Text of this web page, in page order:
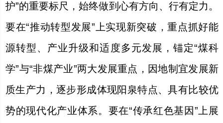
护”的重要标尺，始终做到心有方向、行有定力。
要在“推动转型发展”上实现新突破，重点抓好能
源转型、产业升级和适度多元发展，锚定“煤科
学”与“非煤产业”两大发展重点，因地制宜发展新
质生产力，逐步形成体现阳泉特点、具有比较优
势的现代化产业体系。要在“传承红色基因”上展